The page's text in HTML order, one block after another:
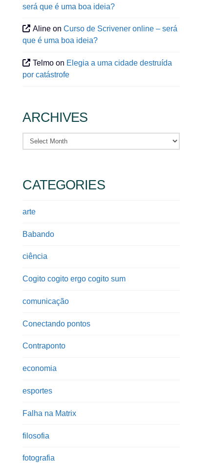
será que é uma boa ideia?
Aline onCurso de Scrivener online – será
que é uma boa ideia?
Telmo on Elegia a uma cidade destruída
por catástrofe
ARCHIVES
Archives
CATEGORIES
arte
Babando
ciência
Cogito cogito ergo cogito sum
comunicação
Conectando pontos
Contraponto
economia
esportes
Falha na Matrix
filosofia
fotografia